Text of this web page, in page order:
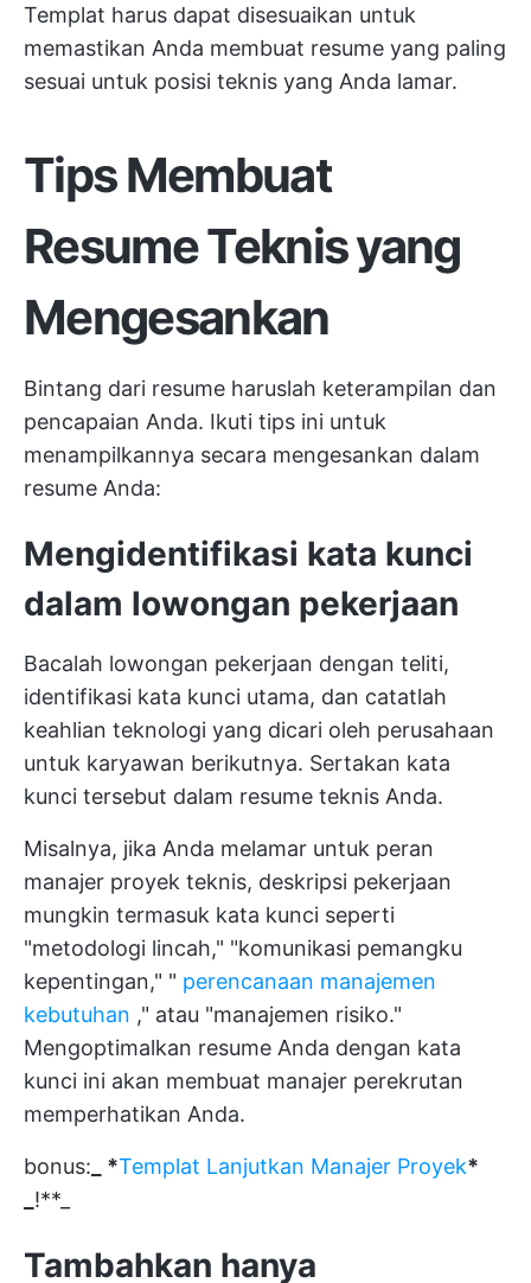
Templat harus dapat disesuaikan untuk
memastikan Anda membuat resume yang paling
sesuai untuk posisi teknis yang Anda lamar.
Tips Membuat
Resume Teknis yang
Mengesankan
Bintang dari resume haruslah keterampilan dan
pencapaian Anda. Ikuti tips ini untuk
menampilkannya secara mengesankan dalam
resume Anda:
Mengidentifikasi kata kunci
dalam lowongan pekerjaan
Bacalah lowongan pekerjaan dengan teliti,
identifikasi kata kunci utama, dan catatlah
keahlian teknologi yang dicari oleh perusahaan
untuk karyawan berikutnya. Sertakan kata
kunci tersebut dalam resume teknis Anda.
Misalnya, jika Anda melamar untuk peran
manajer proyek teknis, deskripsi pekerjaan
mungkin termasuk kata kunci seperti
"metodologi lincah," "komunikasi pemangku
kepentingan," " perencanaan manajemen
kebutuhan ," atau "manajemen risiko."
Mengoptimalkan resume Anda dengan kata
kunci ini akan membuat manajer perekrutan
memperhatikan Anda.
bonus: _ *Templat Lanjutkan Manajer Proyek*
!**_
Tambahkan hanya